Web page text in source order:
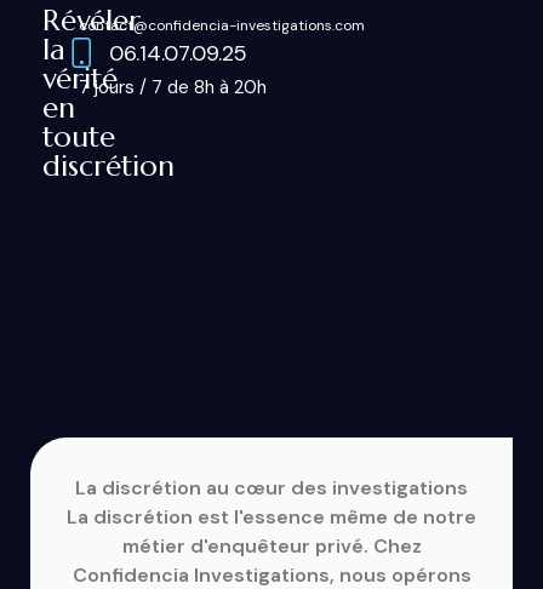
Révéler
la
vérité
en
toute
discrétion
contact@confidencia-investigations.com
06.14.07.09.25
7 jours / 7 de 8h à 20h
La discrétion au cœur des investigations
La discrétion est l'essence même de notre
métier d'enquêteur privé. Chez
Confidencia Investigations, nous opérons